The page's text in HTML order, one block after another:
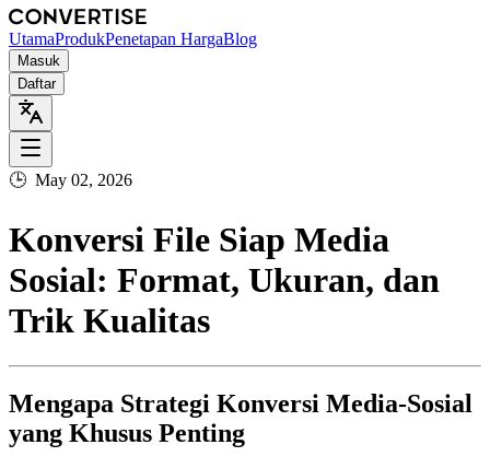
UtamaProdukPenetapan HargaBlog
Masuk
Daftar
🕒 May 02, 2026
Konversi File Siap Media
Sosial: Format, Ukuran, dan
Trik Kualitas
Mengapa Strategi Konversi Media‑Sosial
yang Khusus Penting